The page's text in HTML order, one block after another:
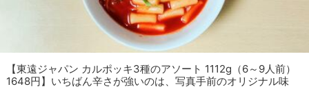
【東遠ジャパン カルポッキ3種のアソート 1112g（6～9人前）
1648円】いちばん辛さが強いのは、写真手前のオリジナル味